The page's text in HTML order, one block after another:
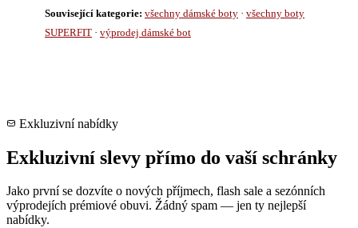
Související kategorie: všechny dámské boty · všechny boty
SUPERFIT · výprodej dámské bot
Exkluzivní nabídky
Exkluzivní slevy přímo do vaší schránky
Jako první se dozvíte o nových příjmech, flash sale a sezónních
výprodejích prémiové obuvi. Žádný spam — jen ty nejlepší
nabídky.